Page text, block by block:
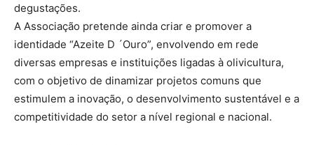
degustações.
A Associação pretende ainda criar e promover a
identidade “Azeite D ´Ouro”, envolvendo em rede
diversas empresas e instituições ligadas à olivicultura,
com o objetivo de dinamizar projetos comuns que
estimulem a inovação, o desenvolvimento sustentável e a
competitividade do setor a nível regional e nacional.